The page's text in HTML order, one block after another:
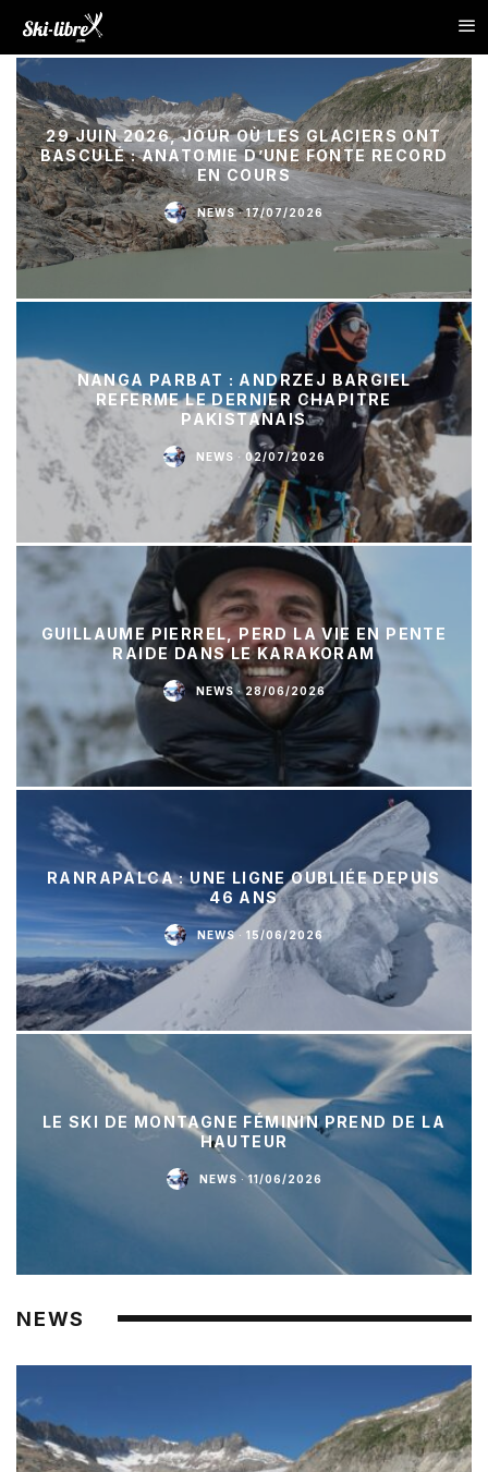
29 JUIN 2026, JOUR OÙ LES GLACIERS ONT
BASCULÉ : ANATOMIE D’UNE FONTE RECORD
EN COURS
NEWS · 17/07/2026
NANGA PARBAT : ANDRZEJ BARGIEL
REFERME LE DERNIER CHAPITRE
PAKISTANAIS
NEWS · 02/07/2026
GUILLAUME PIERREL, PERD LA VIE EN PENTE
RAIDE DANS LE KARAKORAM
NEWS · 28/06/2026
RANRAPALCA : UNE LIGNE OUBLIÉE DEPUIS
46 ANS
NEWS · 15/06/2026
LE SKI DE MONTAGNE FÉMININ PREND DE LA
HAUTEUR
NEWS · 11/06/2026
NEWS